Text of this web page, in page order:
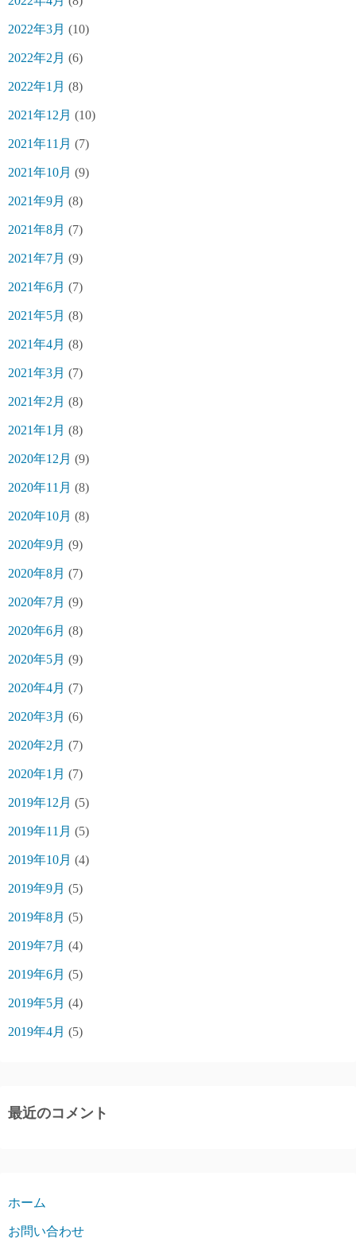
2022年3月 (10)
2022年2月 (6)
2022年1月 (8)
2021年12月 (10)
2021年11月 (7)
2021年10月 (9)
2021年9月 (8)
2021年8月 (7)
2021年7月 (9)
2021年6月 (7)
2021年5月 (8)
2021年4月 (8)
2021年3月 (7)
2021年2月 (8)
2021年1月 (8)
2020年12月 (9)
2020年11月 (8)
2020年10月 (8)
2020年9月 (9)
2020年8月 (7)
2020年7月 (9)
2020年6月 (8)
2020年5月 (9)
2020年4月 (7)
2020年3月 (6)
2020年2月 (7)
2020年1月 (7)
2019年12月 (5)
2019年11月 (5)
2019年10月 (4)
2019年9月 (5)
2019年8月 (5)
2019年7月 (4)
2019年6月 (5)
2019年5月 (4)
2019年4月 (5)
最近のコメント
ホーム
お問い合わせ